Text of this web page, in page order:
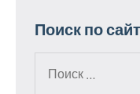
Поиск по